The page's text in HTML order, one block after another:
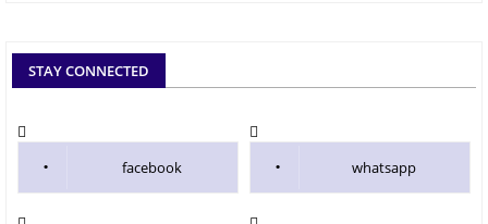
STAY CONNECTED
facebook whatsapp